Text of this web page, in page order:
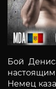
Бой
Немец